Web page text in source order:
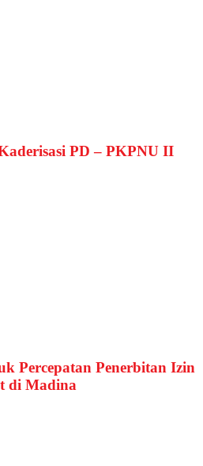
PD – PKPNU II
Percepatan Penerbitan Izin
di Madina